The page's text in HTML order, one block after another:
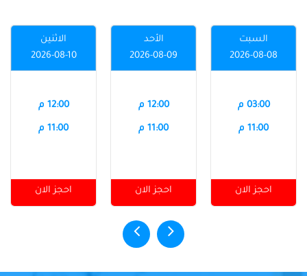
السبت
2026-08-08
03:00 م
11:00 م
احجز الان
الأحد
2026-08-09
12:00 م
11:00 م
احجز الان
الاثنين
2026-08-10
12:00 م
11:00 م
احجز الان